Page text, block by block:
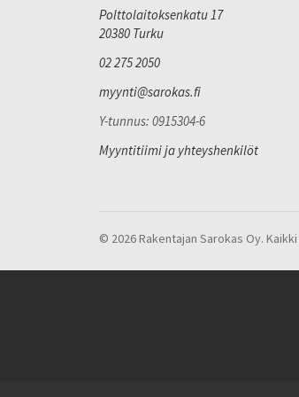
Polttolaitoksenkatu 17
20380 Turku
02 275 2050
myynti@sarokas.fi
Y-tunnus: 0915304-6
Myyntitiimi ja yhteyshenkilöt
© 2026 Rakentajan Sarokas Oy.